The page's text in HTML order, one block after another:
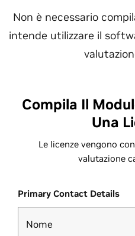
Non è necessario
intende utilizzare il
Compila Il
Una
Le licenze vengono
valutazione
Primary Contact Details
Nome